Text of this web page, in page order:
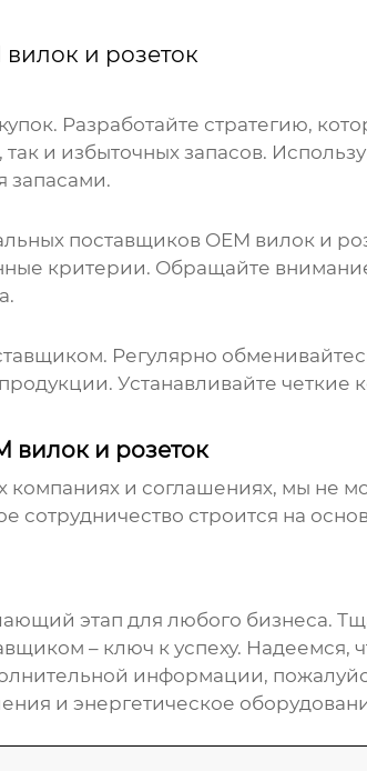
и розеток
Разработайте стратегию,
и избыточных запасов.
запасами.
поставщиков OEM вилок и
критерии. Обращайте
Регулярно
Устанавливайте
вилок и розеток
и соглашениях, мы не
строится на
этап для любого бизнеса.
– ключ к успеху. Надеемся,
информации,
и энергетическое